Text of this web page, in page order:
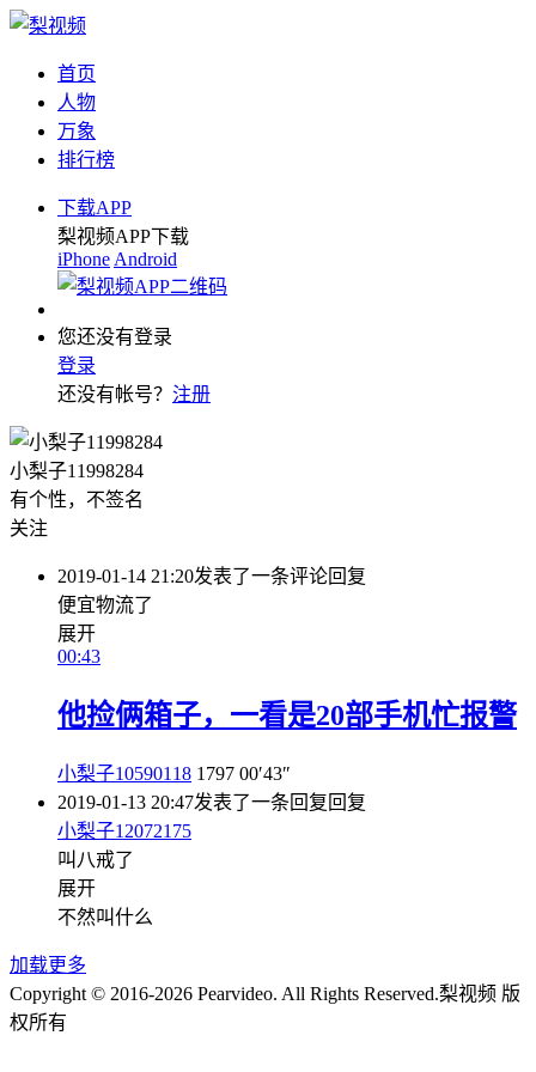
首页
人物
万象
排行榜
下载APP
梨视频APP下载
iPhone Android
您还没有登录
登录
还没有帐号？ 注册
小梨子11998284
有个性，不签名
关注
2019-01-14 21:20发表了一条评论回复
便宜物流了
展开
00:43
他捡俩箱子，一看是20部手机忙报警
小梨子10590118 1797 00′43″
2019-01-13 20:47发表了一条回复回复
小梨子12072175
叫八戒了
展开
不然叫什么
加载更多
Copyright © 2016-2026 Pearvideo. All Rights Reserved.梨视频 版
权所有